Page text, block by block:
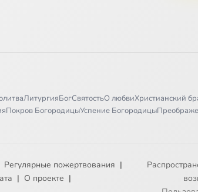
ЛитургияБогСвятостьО любвиХристианский
Покров БогородицыУспение Богородицы
Регулярные пожертвования |
| О проекте |